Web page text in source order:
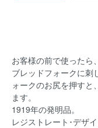
お客様の前で使った
ブレッドフォークに刺
ォークのお尻を押すと
ます。
1919年の発明品。
レジストレート･デザ